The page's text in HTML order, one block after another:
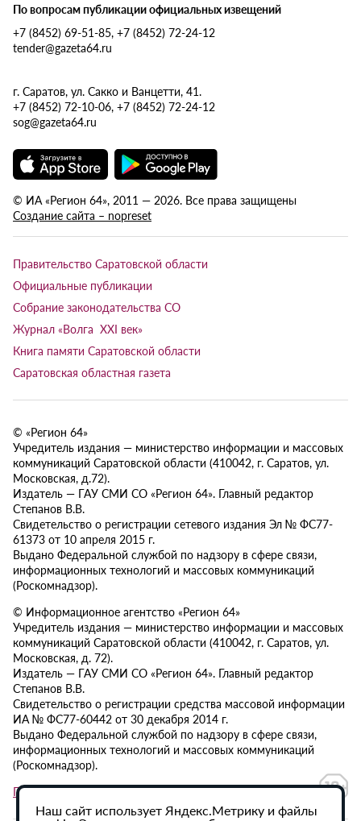
По вопросам публикации официальных извещений
+7 (8452) 69-51-85, +7 (8452) 72-24-12
tender@gazeta64.ru
г. Саратов, ул. Сакко и Ванцетти, 41.
+7 (8452) 72-10-06, +7 (8452) 72-24-12
sog@gazeta64.ru
© ИА «Регион 64», 2011 — 2026. Все права защищены
Создание сайта – nopreset
Правительство Саратовской области
Официальные публикации
Собрание законодательства СО
Журнал «Волга XXI век»
Книга памяти Саратовской области
Саратовская областная газета
© «Регион 64»
Учредитель издания — министерство информации и массовых
коммуникаций Саратовской области (410042, г. Саратов, ул.
Московская, д.72).
Издатель — ГАУ СМИ СО «Регион 64». Главный редактор
Степанов В.В.
Свидетельство о регистрации сетевого издания Эл № ФС77-
61373 от 10 апреля 2015 г.
Выдано Федеральной службой по надзору в сфере связи,
информационных технологий и массовых коммуникаций
(Роскомнадзор).
© Информационное агентство «Регион 64»
Учредитель издания — министерство информации и массовых
коммуникаций Саратовской области (410042, г. Саратов, ул.
Московская, д. 72).
Издатель — ГАУ СМИ СО «Регион 64». Главный редактор
Степанов В.В.
Свидетельство о регистрации средства массовой информации
ИА № ФС77-60442 от 30 декабря 2014 г.
Выдано Федеральной службой по надзору в сфере связи,
информационных технологий и массовых коммуникаций
(Роскомнадзор).
Политика в отношении обработки персональных данных
Наш сайт использует Яндекс.Метрику и файлы